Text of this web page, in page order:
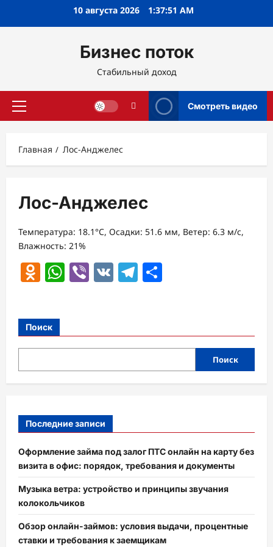
10 августа 2026 1:37:51 AM
Бизнес поток
Стабильный доход
Основное
Смотреть видео
Главная Лос-Анджелес
Лос-Анджелес
Температура: 18.1°C, Осадки: 51.6 мм, Ветер: 6.3 м/с,
Влажность: 21%
Odnoklassniki
WhatsApp
Viber
VK Telegram
Поиск
Поиск
Последние записи
Оформление займа под залог ПТС онлайн на карту без
визита в офис: порядок, требования и документы
Музыка ветра: устройство и принципы звучания
колокольчиков
Обзор онлайн-займов: условия выдачи, процентные
ставки и требования к заемщикам